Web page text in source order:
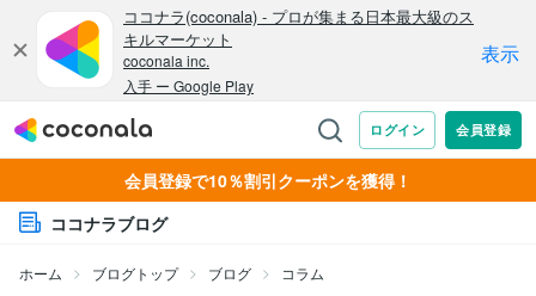
会員登録で10％割引クーポンを獲得！
ココナラブログ
ホーム ブログトップ ブログ コラム